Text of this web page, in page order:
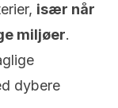
især når
miljøer.
dybere